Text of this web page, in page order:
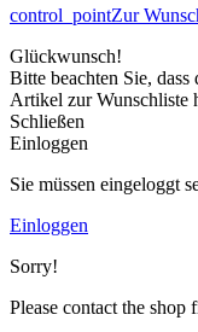
control_pointZur
Glückwunsch!
Bitte beachten Sie,
Artikel zur Wunschliste
Schließen
Einloggen
Sie müssen eingeloggt
Einloggen
Sorry!
Please contact the shop